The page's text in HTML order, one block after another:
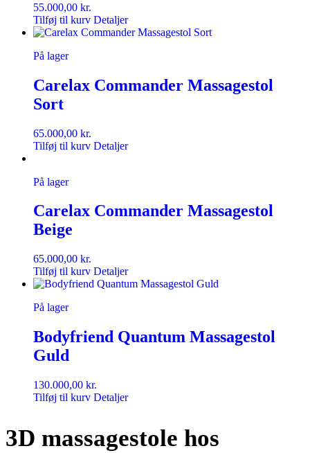
55.000,00 kr.
Tilføj til kurv Detaljer
På lager
Carelax Commander Massagestol
Sort
65.000,00 kr.
Tilføj til kurv Detaljer
På lager
Carelax Commander Massagestol
Beige
65.000,00 kr.
Tilføj til kurv Detaljer
På lager
Bodyfriend Quantum Massagestol
Guld
130.000,00 kr.
Tilføj til kurv Detaljer
3D massagestole hos